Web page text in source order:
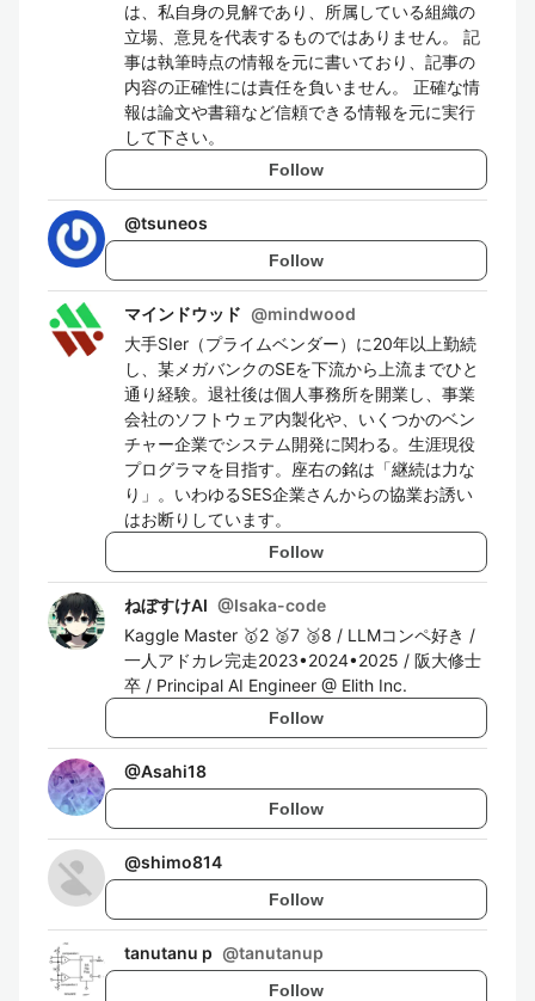
は、私自身の見解であり、所属している組織の
立場、意見を代表するものではありません。 記
事は執筆時点の情報を元に書いており、記事の
内容の正確性には責任を負いません。 正確な情
報は論文や書籍など信頼できる情報を元に実行
して下さい。
Follow
@tsuneos
Follow
マインドウッド @mindwood
大手SIer（プライムベンダー）に20年以上勤続
し、某メガバンクのSEを下流から上流までひと
通り経験。退社後は個人事務所を開業し、事業
会社のソフトウェア内製化や、いくつかのベン
チャー企業でシステム開発に関わる。生涯現役
プログラマを目指す。座右の銘は「継続は力な
り」。いわゆるSES企業さんからの協業お誘い
はお断りしています。
Follow
ねぼすけAI @Isaka-code
Kaggle Master 🥇2 🥈7 🥉8 / LLMコンペ好き /
一人アドカレ完走2023•2024•2025 / 阪大修士
卒 / Principal AI Engineer @ Elith Inc.
Follow
@Asahi18
Follow
@shimo814
Follow
tanutanu p @tanutanup
Follow